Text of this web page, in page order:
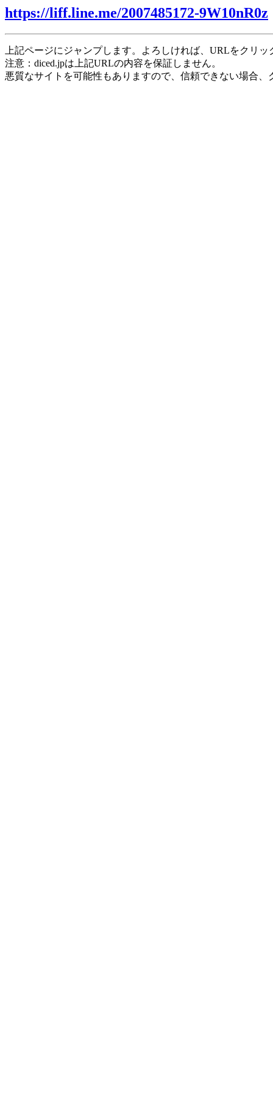
https://liff.line.me/2007485172-9W10nR0z
上記ページにジャンプします。よろしければ、URLをクリ
注意：diced.jpは上記URLの内容を保証しません。
悪質なサイトを可能性もありますので、信頼できない場合、